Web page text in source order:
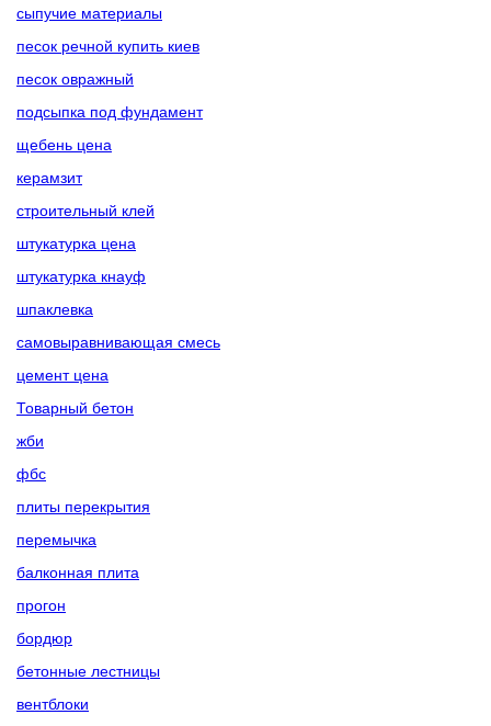
сыпучие материалы
песок речной купить киев
песок овражный
подсыпка под фундамент
щебень цена
керамзит
строительный клей
штукатурка цена
штукатурка кнауф
шпаклевка
самовыравнивающая смесь
цемент цена
Товарный бетон
жби
фбс
плиты перекрытия
перемычка
балконная плита
прогон
бордюр
бетонные лестницы
вентблоки